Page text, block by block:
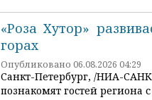
«Роза Хутор»
горах
Опубликовано 06.08.2026 04:29
Санкт-Петербург, /НИА-
познакомят гостей